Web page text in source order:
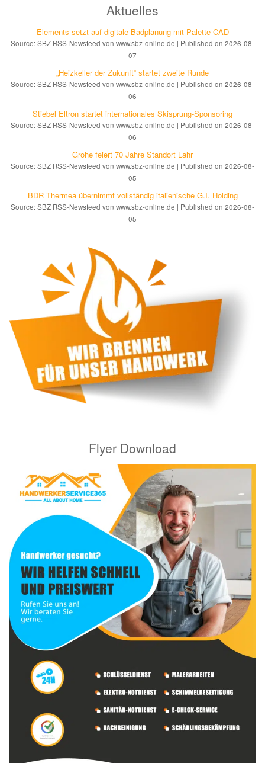
Aktuelles
Elements setzt auf di­gi­ta­le Bad­pla­nung mit Palette CAD
Source: SBZ RSS-Newsfeed von www.sbz-online.de
Published on 2026-08-
07
„Heizkeller der Zu­kunft“ star­tet zwei­te Run­de
Source: SBZ RSS-Newsfeed von www.sbz-online.de
Published on 2026-08-
06
Stiebel Eltron startet internatio­nales Ski­sprung-Spon­soring
Source: SBZ RSS-Newsfeed von www.sbz-online.de
Published on 2026-08-
06
Grohe feiert 70 Jahre Standort Lahr
Source: SBZ RSS-Newsfeed von www.sbz-online.de
Published on 2026-08-
05
BDR Thermea übernimmt vollständig italienische G.I. Holding
Source: SBZ RSS-Newsfeed von www.sbz-online.de
Published on 2026-08-
05
Flyer Download